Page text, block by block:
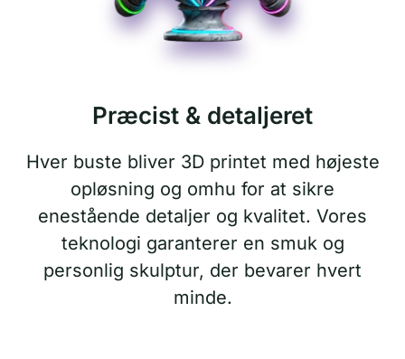
Præcist & detaljeret
Hver buste bliver 3D printet med højeste
opløsning og omhu for at sikre
enestående detaljer og kvalitet. Vores
teknologi garanterer en smuk og
personlig skulptur, der bevarer hvert
minde.